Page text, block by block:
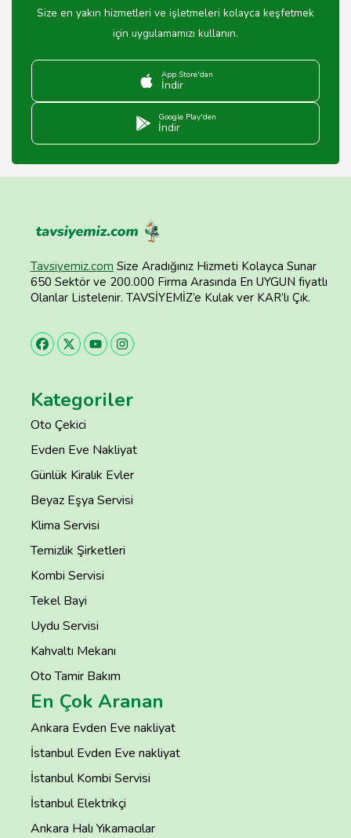
Size en yakın hizmetleri ve işletmeleri kolayca keşfetmek
için uygulamamızı kullanın.
App Store'dan
İndir
Google Play'den
İndir
Tavsiyemiz.com Size Aradığınız Hizmeti Kolayca Sunar
650 Sektör ve 200.000 Firma Arasında En UYGUN fiyatlı
Olanlar Listelenir. TAVSİYEMİZ’e Kulak ver KAR’lı Çık.
Kategoriler
Oto Çekici
Evden Eve Nakliyat
Günlük Kiralık Evler
Beyaz Eşya Servisi
Klima Servisi
Temizlik Şirketleri
Kombi Servisi
Tekel Bayi
Uydu Servisi
Kahvaltı Mekanı
Oto Tamir Bakım
En Çok Aranan
Ankara Evden Eve nakliyat
İstanbul Evden Eve nakliyat
İstanbul Kombi Servisi
İstanbul Elektrikçi
Ankara Halı Yıkamacılar